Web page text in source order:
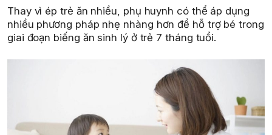
Thay vì ép trẻ ăn nhiều, phụ huynh có thể áp dụng
nhiều phương pháp nhẹ nhàng hơn để hỗ trợ bé trong
giai đoạn biếng ăn sinh lý ở trẻ 7 tháng tuổi.